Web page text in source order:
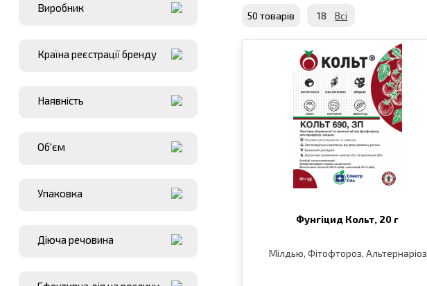
Виробник
Країна реєстрації бренду
Наявнiсть
Об'єм
Упаковка
Діюча речовина
50 товарiв 18 Всi
Фунгіцид Кольт, 20 г
Мілдью, Фітофтороз, Альтернаріоз